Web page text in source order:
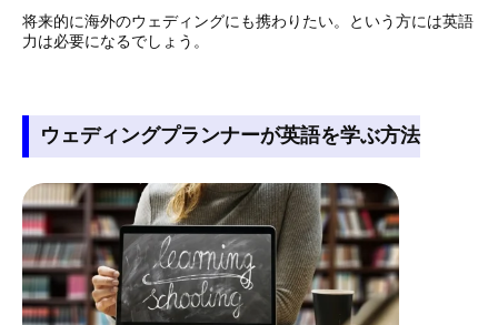
将来的に海外のウェディングにも携わりたい。という方には英語
力は必要になるでしょう。
ウェディングプランナーが英語を学ぶ方法